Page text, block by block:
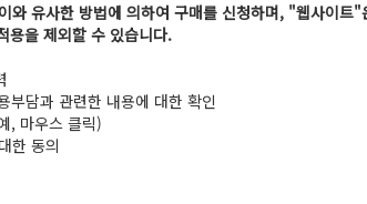
유사한 방법에 의하여 구매를 신청하며, "웹사이트
용을 제외할 수 있습니다.
부담과 관련한 내용에 대한 확인
, 마우스 클릭)
한 동의